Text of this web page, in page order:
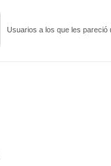
Usuarios a los que les pareció